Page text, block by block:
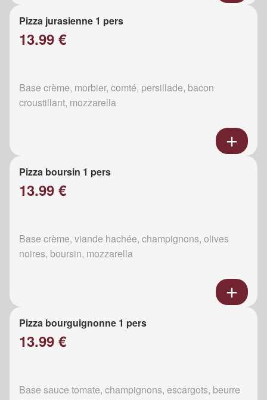
Pizza jurasienne 1 pers
13.99 €
Base crème, morbier, comté, persillade, bacon
croustillant, mozzarella
Pizza boursin 1 pers
13.99 €
Base crème, viande hachée, champignons, olives
noires, boursin, mozzarella
Pizza bourguignonne 1 pers
13.99 €
Base sauce tomate, champignons, escargots, beurre